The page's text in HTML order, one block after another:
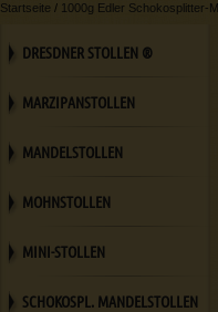
Startseite / 1000g Edler Schokosplitter-
DRESDNER STOLLEN ®
MARZIPANSTOLLEN
MANDELSTOLLEN
MOHNSTOLLEN
MINI-STOLLEN
SCHOKOSPL. MANDELSTOLLEN